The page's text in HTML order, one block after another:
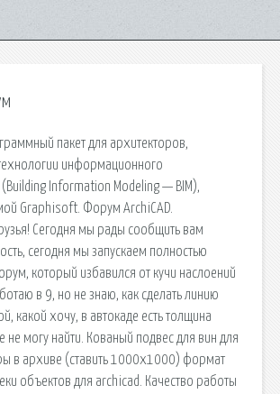
пакет для архитекторов,
информационного
Information Modeling — BIM),
Graphisoft. Форум ArchiCAD.
Сегодня мы рады сообщить вам
сегодня мы запускаем полностью
который избавился от кучи наслоений
в 9, но не знаю, как сделать линию
какой хочу, в автокаде есть толщина
не могу найти. Кованый подвес для вин для
в архиве (ставить 1000х1000) формат
объектов для archicad. Качество работы